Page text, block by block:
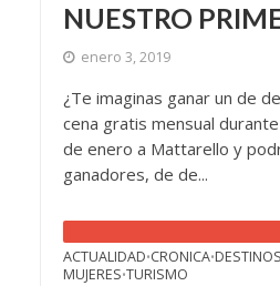
NUESTRO
enero 3, 2019
¿Te imaginas ganar un de
cena gratis mensual
de enero a Mattarello y
ganadores, de de...
ACTUALIDAD•CRONICA•DESTINOS
MUJERES•TURISMO